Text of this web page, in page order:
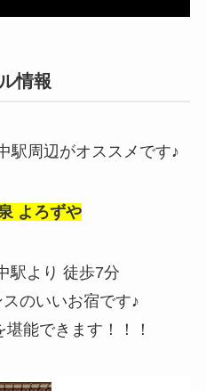
情報
駅周辺がオススメです♪
よろずや
駅より 徒歩7分
のいいお宿です♪
能できます！！！